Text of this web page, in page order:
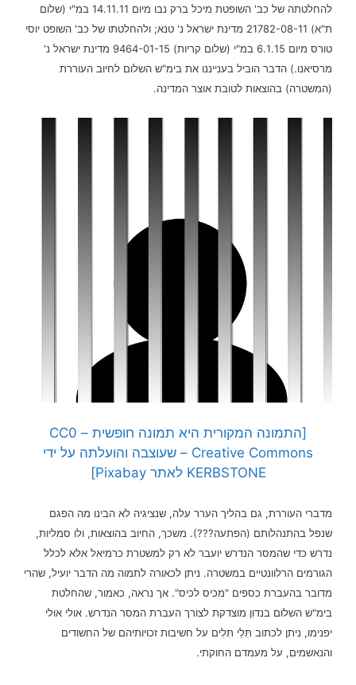
להחלטתה של כב' השופטת מיכל ברק נבו מיום 14.11.11 במ"י (שלום
ת"א) 21782-08-11 מדינת ישראל נ' טנא; ולהחלטתו של כב' השופט יוסי
טורס מיום 6.1.15 במ"י (שלום קריות) 9464-01-15 מדינת ישראל נ'
מרסיאנו.) הדבר הוביל בענייננו את בימ"ש השלום לחיוב העוררת
(המשטרה) בהוצאות לטובת אוצר המדינה.
[התמונה המקורית היא תמונה חופשית – CC0
Creative Commons – שעוצבה והועלתה על ידי
KERBSTONE לאתר Pixabay]
מדברי העוררת, גם בהליך הערר עלה, שנציגיה לא הבינו מה הפגם
שנפל בהתנהלותם (הפתעה???). משכך, החיוב בהוצאות, ולו סמליות,
נדרש כדי שהמסר הנדרש יועבר לא רק למשטרת כרמיאל אלא לכלל
הגורמים הרלוונטיים במשטרה. ניתן לכאורה לתמוה מה הדבר יועיל, שהרי
מדובר בהעברת כספים "מכיס לכיס". אך נראה, כאמור, שהחלטת
בימ"ש השלום בנדון מוצדקת לצורך העברת המסר הנדרש. אולי אולי
יפנימו, ניתן לכתוב תִּלֵי תִּלִים על חשיבות זכויותיהם של החשודים
והנאשמים, על מעמדם החוקתי.